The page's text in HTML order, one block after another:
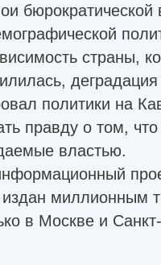
бюрократической
страны,
политики на
правду о том,
властью.
миллионным
в Москве и